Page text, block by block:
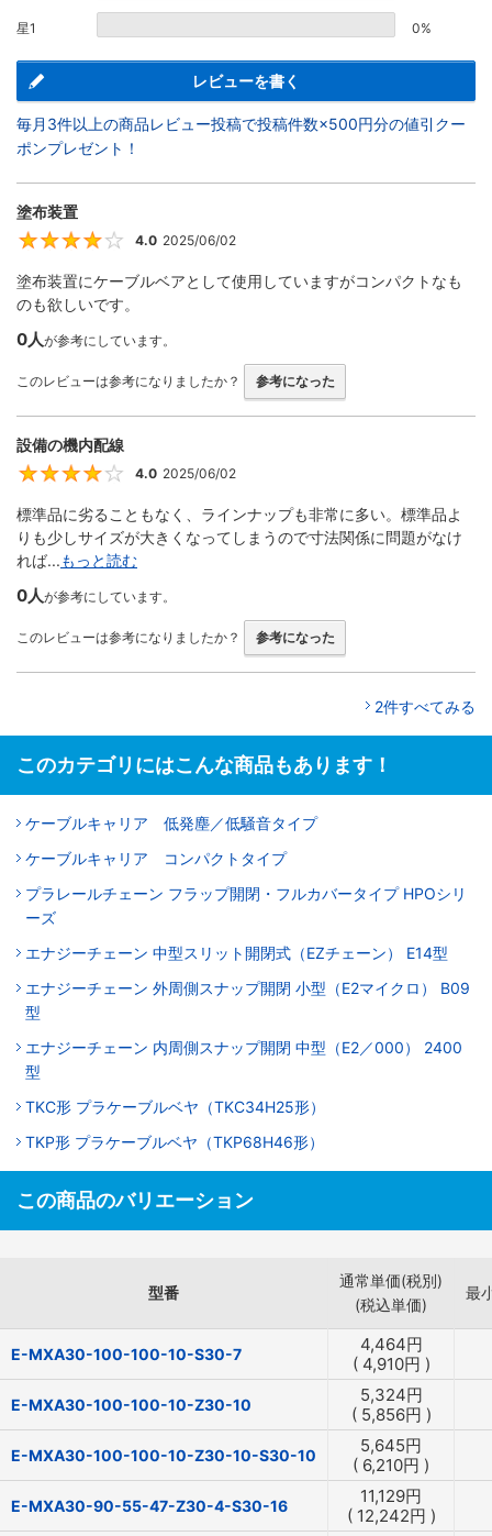
星1 0%
レビューを書く
毎月3件以上の商品レビュー投稿で投稿件数×500円分の値引クー
ポンプレゼント！
塗布装置
4
4.0 2025/06/02
塗布装置にケーブルベアとして使用していますがコンパクトなも
のも欲しいです。
0人が参考にしています。
このレビューは参考になりましたか？ 参考になった
設備の機内配線
4
4.0 2025/06/02
標準品に劣ることもなく、ラインナップも非常に多い。標準品よ
りも少しサイズが大きくなってしまうので寸法関係に問題がなけ
れば...もっと読む
0人が参考にしています。
このレビューは参考になりましたか？ 参考になった
2件すべてみる
このカテゴリにはこんな商品もあります！
ケーブルキャリア 低発塵／低騒音タイプ
ケーブルキャリア コンパクトタイプ
プラレールチェーン フラップ開閉・フルカバータイプ HPOシリ
ーズ
エナジーチェーン 中型スリット開閉式（EZチェーン） E14型
エナジーチェーン 外周側スナップ開閉 小型（E2マイクロ） B09
型
エナジーチェーン 内周側スナップ開閉 中型（E2／000） 2400
型
TKC形 プラケーブルベヤ（TKC34H25形）
TKP形 プラケーブルベヤ（TKP68H46形）
この商品のバリエーション
型番
通常単価(税別)
(税込単価)
最
E-MXA30-100-100-10-S30-7 4,464円
( 4,910円 )
E-MXA30-100-100-10-Z30-10 5,324円
( 5,856円 )
E-MXA30-100-100-10-Z30-10-S30-10 5,645円
( 6,210円 )
E-MXA30-90-55-47-Z30-4-S30-16 11,129円
( 12,242円 )